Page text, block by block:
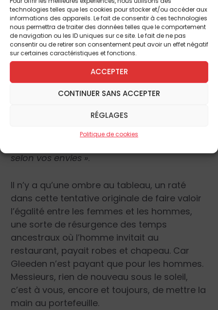
technologies telles que les cookies pour stocker et/ou accéder aux
informations des appareils. Le fait de consentir à ces technologies
nous permettra de traiter des données telles que le comportement
de navigation ou les ID uniques sur ce site. Le fait de ne pas
consentir ou de retirer son consentement peut avoir un effet négatif
sur certaines caractéristiques et fonctions.
ACCEPTER
CONTINUER SANS ACCEPTER
RÉGLAGES
Politique de cookies
C’est le MacDo de l’adultère, la malbouffe de
l’infidélité. On commande, on consomme, on
jette. La comparaison n’est pas anodine.
Gleeden précise que« vous payez
uniquement ce que vous consommez ! Et
ceci sans limite de temps, à votre rythme!
Gleeden propose quatre packs de crédits
envies des un(e)s et des autres : trouvez ce
qu’il vous plaît! Nous prenons le parti de
selon vos envies ».
Il n’y a qu’une ombre au tableau, un raté
dans cette tentative originale de faire valoir
l’égalité entre les femmes et les hommes,
une sorte de résurgence des temps
ancestraux où l’homme invitait au
restaurant, payait robes et chapeau. Car
Gleeden n’est payant que pour les hommes.
Messieurs, rien de nouveau sous le soleil,
c’est à vous, encore et toujours, de mettre la
main au portefeuille.